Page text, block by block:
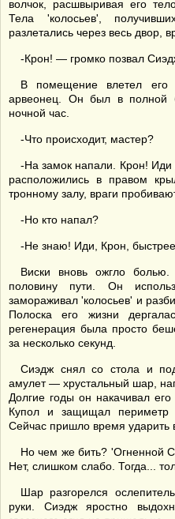
волчок, расшвыривая его
Тела 'колосьев',
разлетались через весь двор,
-Крон! — громко позвал
В помещение влетел его
арвеонец. Он был в полной
ночной час.
-Что происходит, мастер?
-На замок напали. Крон!
расположились в правом
тронному залу, враги
-Но кто напал?
-Не знаю! Иди, Крон,
Виски вновь ожгло
половину пути. Он
замораживал 'колосьев' и
Полоска его жизни
регенерация была просто
за несколько секунд.
Сиэдж снял со стола и
амулет — хрустальный шар,
Долгие годы он накачивал
Купол и защищал периметр
Сейчас пришло время ударить
Но чем же бить? 'Огненной
Нет, слишком слабо. Тогда...
Шар разгорелся
руки. Сиэдж яростно